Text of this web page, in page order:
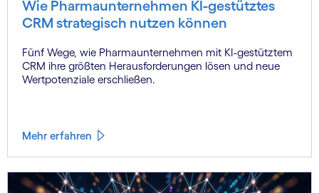
Wie Pharmaunternehmen KI-gestütztes
CRM strategisch nutzen können
Fünf Wege, wie Pharmaunternehmen mit KI-gestütztem
CRM ihre größten Herausforderungen lösen und neue
Wertpotenziale erschließen.
Mehr erfahren